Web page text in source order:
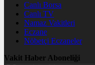
Canlı Borsa
Canlı TV
Namaz Vakitleri
Eczane
Nöbetçi Eczaneler
Vakit Haber Aboneliği